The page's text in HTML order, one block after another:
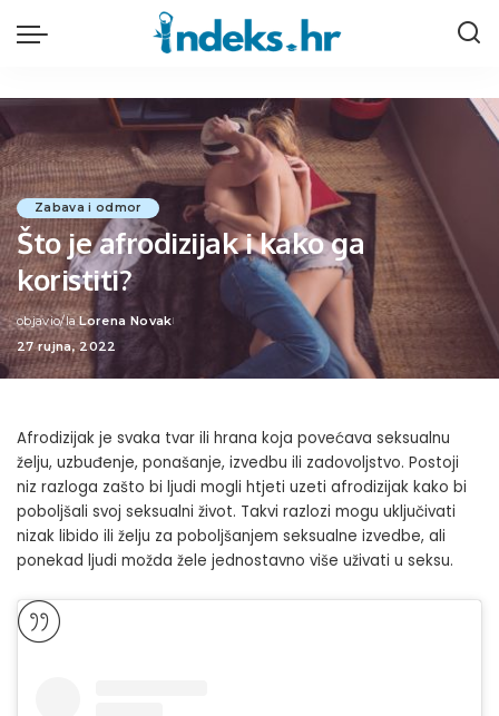
Zabava i odmor
Što je afrodizijak i kako ga
koristiti?
Posted
by
objavio/la Lorena Novak
27 rujna, 2022
Afrodizijak je svaka tvar ili hrana koja povećava seksualnu
želju, uzbuđenje, ponašanje, izvedbu ili zadovoljstvo. Postoji
niz razloga zašto bi ljudi mogli htjeti uzeti afrodizijak kako bi
poboljšali svoj seksualni život. Takvi razlozi mogu uključivati ​​
nizak libido ili želju za poboljšanjem seksualne izvedbe, ali
ponekad ljudi možda žele jednostavno više uživati ​​u seksu.